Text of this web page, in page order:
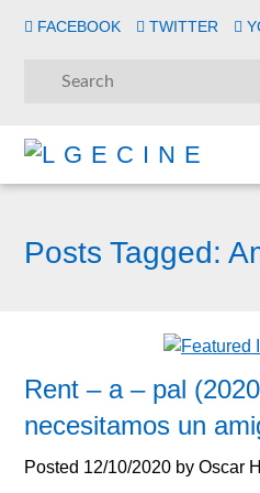
FACEBOOK TWITTER
Posts Tagged:
Rent – a – pal
necesitamos un
Posted 12/10/2020 byOscar